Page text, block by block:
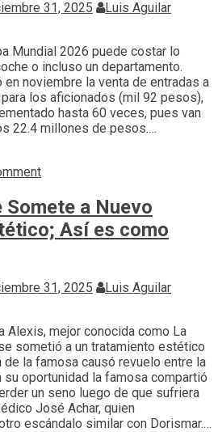
31, 2025 Luis Aguilar
Mundial 2026 puede costar lo
o incluso un departamento.
en noviembre la venta de entradas a
los aficionados (mil 92 pesos),
hasta 60 veces, pues van
22.4 millones de pesos.…
Somete a Nuevo
Así es como
31, 2025 Luis Aguilar
Alexis, mejor conocida como La
sometió a un tratamiento estético
de la famosa causó revuelo entre la
su oportunidad la famosa compartió
un seno luego de que sufriera
José Achar, quien
escándalo similar con Dorismar.…